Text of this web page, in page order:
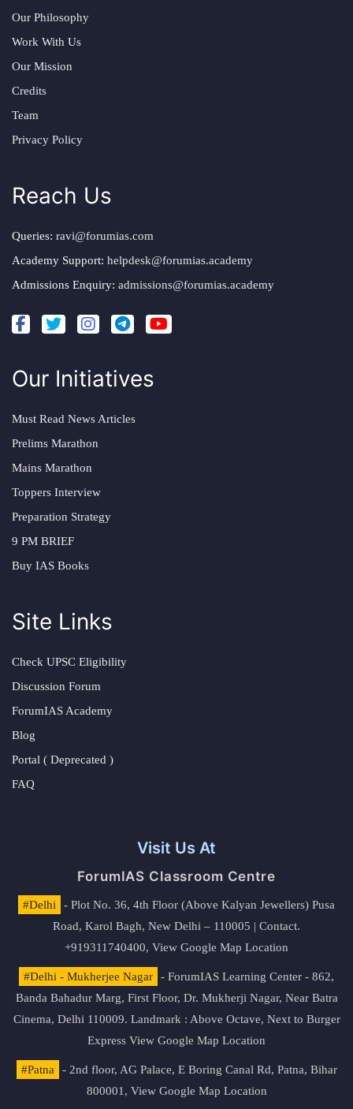
Our Philosophy
Work With Us
Our Mission
Credits
Team
Privacy Policy
Reach Us
Queries: ravi@forumias.com
Academy Support: helpdesk@forumias.academy
Admissions Enquiry: admissions@forumias.academy
Our Initiatives
Must Read News Articles
Prelims Marathon
Mains Marathon
Toppers Interview
Preparation Strategy
9 PM BRIEF
Buy IAS Books
Site Links
Check UPSC Eligibility
Discussion Forum
ForumIAS Academy
Blog
Portal ( Deprecated )
FAQ
Visit Us At
ForumIAS Classroom Centre
#Delhi
- Plot No. 36, 4th Floor (Above Kalyan Jewellers) Pusa
Road, Karol Bagh, New Delhi – 110005 | Contact.
+919311740400, View Google Map Location
#Delhi - Mukherjee Nagar
- ForumIAS Learning Center - 862,
Banda Bahadur Marg, First Floor, Dr. Mukherji Nagar, Near Batra
Cinema, Delhi 110009. Landmark : Above Octave, Next to Burger
Express View Google Map Location
#Patna
- 2nd floor, AG Palace, E Boring Canal Rd, Patna, Bihar
800001, View Google Map Location